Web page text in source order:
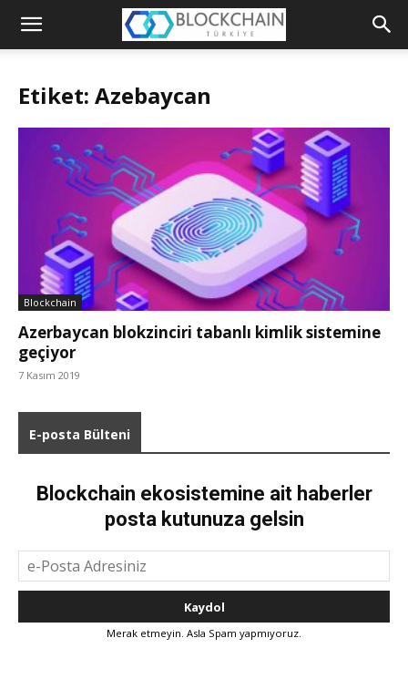
Blockchain
Etiket: Azebaycan
Blockchain
Azerbaycan blokzinciri tabanlı kimlik sistemine
geçiyor
7 Kasım 2019
E-posta Bülteni
Blockchain ekosistemine ait haberler
posta kutunuza gelsin
Merak etmeyin. Asla Spam yapmıyoruz.